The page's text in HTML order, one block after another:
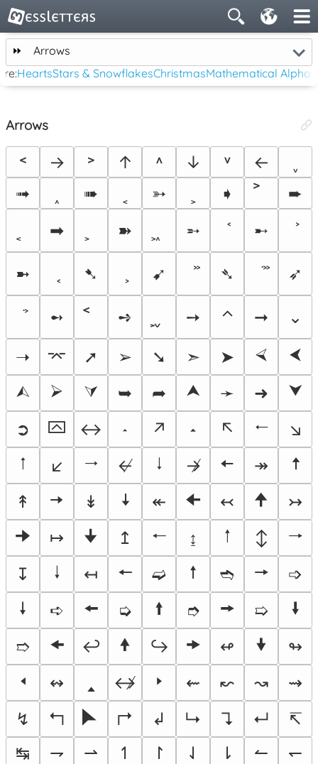
⏩
Arrows
HeartsStars & SnowflakesChristmasMathematical
Arrows
˂ → ˃ ↑ ˄ ↓ ˅ ←
➟
➠ ➳ ➧
➨
➡
➽ ➵ ➸
➼ ➷ ➹ ➴ ➶
➻ ➺ ➙ ⌃ ➞
⌄
➝
⌤ ➚ ➢ ➘ ➣ ➤ ⮘
⮜
⮙
⮚ ⮛ ➥ ➦ ⮝ ➛ ➜
⮟
➲
⮹ ↔ 𝧵 ↗ 𝧶 ↖ 🠀
↘
🠁
↙ 🠂 ↚ 🠃 ↛ 🠄 ↠
🠅
↟
🠆 ↡ 🠇 ↞ 🠈 ↢ 🠉
↣
🠊
↦ 🠋 ↥ 🠐 ↨ 🠑 ↕
🠒
↧
🠓 ↤ 🠔 ➫ 🠕 ➬ 🠖
➩
🠗
➪ 🠘 ➭ 🠙 ➮ 🠚 ➯
🠛
➱
🠜 ↩ 🠝 ↪ 🠞 ↫ 🠟
↬
🢐
↭ ↮ 🢒 ⇜ ↜ ↝
⇝
↯
↰ 🮰 ↱ ↲ ↳ ↴ ↵
↸
↹
⇁ ⇀ ↿ ↾ ⇃ ⇂ ↼
↽